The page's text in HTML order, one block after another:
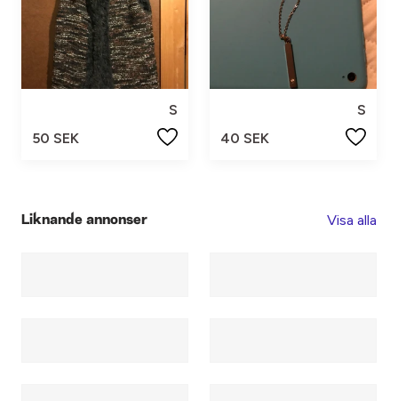
S
50 SEK
S
40 SEK
Liknande annonser Visa alla